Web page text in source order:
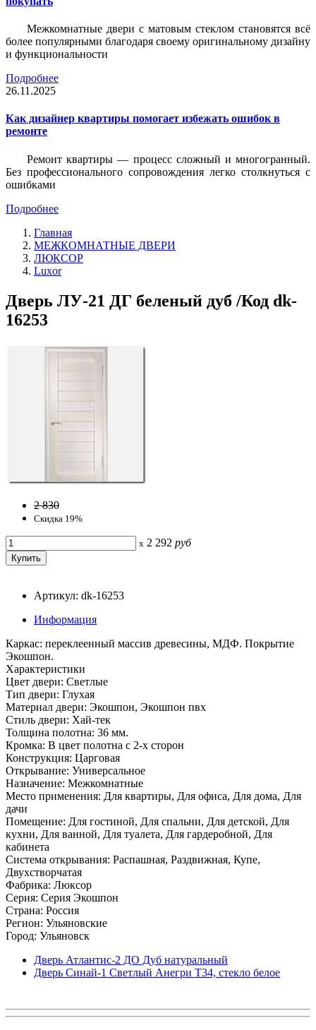
Межкомнатные двери с матовым стеклом становятся всё
более популярными благодаря своему оригинальному дизайну
и функциональности
Подробнее
26.11.2025
Как дизайнер квартиры помогает избежать ошибок в
ремонте
Ремонт квартиры — процесс сложный и многогранный.
Без профессионального сопровождения легко столкнуться с
ошибками
Подробнее
Главная
МЕЖКОМНАТНЫЕ ДВЕРИ
ЛЮКСОР
Luxor
Дверь ЛУ-21 ДГ беленый дуб /Код dk-
16253
2 830
Скидка 19%
x 2 292 руб
Артикул: dk-16253
Информация
Каркас: переклеенный массив древесины, МДФ. Покрытие
Экошпон.
Характеристики
Цвет двери: Светлые
Тип двери: Глухая
Материал двери: Экошпон, Экошпон пвх
Стиль двери: Хай-тек
Толщина полотна: 36 мм.
Кромка: В цвет полотна с 2-х сторон
Конструкция: Царговая
Открывание: Универсальное
Назначение: Межкомнатные
Место применения: Для квартиры, Для офиса, Для дома, Для
дачи
Помещение: Для гостиной, Для спальни, Для детской, Для
кухни, Для ванной, Для туалета, Для гардеробной, Для
кабинета
Система открывания: Распашная, Раздвижная, Купе,
Двухстворчатая
Фабрика: Люксор
Серия: Серия Экошпон
Страна: Россия
Регион: Ульяновские
Город: Ульяновск
Дверь Атлантис-2 ДО Дуб натуральный
Дверь Синай-1 Светлый Анегри Т34, стекло белое